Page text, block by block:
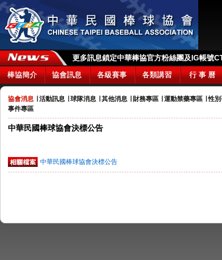
更多訊息鎖定中華棒協官方粉絲團及IG帳號
棒協簡介 協會訊息 各級賽事 各類講習 行 事 曆
協會消息 活動訊息 球隊消息 其他消息 財務專區 運動禁藥專區 ∣性
事件專區
中華民國棒球協會決標公告
中華民國棒球協會決標公告